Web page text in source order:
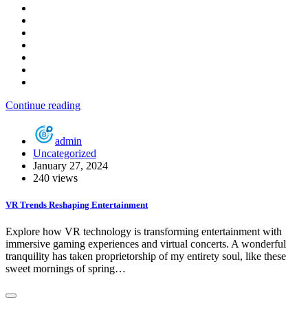
Continue reading
admin
Uncategorized
January 27, 2024
240 views
VR Trends Reshaping Entertainment
Explore how VR technology is transforming entertainment with
immersive gaming experiences and virtual concerts. A wonderful
tranquility has taken proprietorship of my entirety soul, like these
sweet mornings of spring…